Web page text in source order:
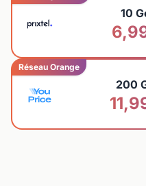
10
Réseau Orange
200